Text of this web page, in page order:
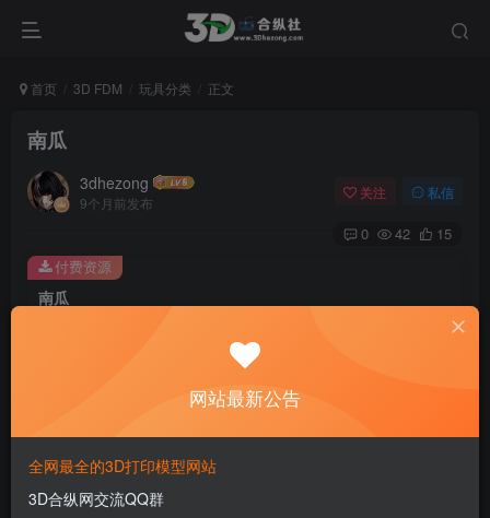
首页 3D FDM 玩具分类 正文
南瓜
3dhezong
9个月前发布
关注 私信
0 42 15
南瓜
100
免费
付费资源
网站最新公告
全网最全的3D打印模型网站
3D合纵网交流QQ群